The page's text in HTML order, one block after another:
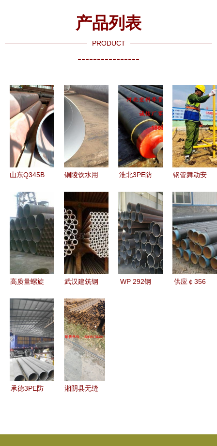
产品列表
PRODUCT
----------------
山东Q345B
钢管
（8912）
制造工艺与
厂家选择指
铜陵饮水用
桥式滤水管
产品介绍 |
优质厂家电
话一览
淮北3PE防
供需新动态
工艺升级与
绿色低碳加
速行业迭代
钢管舞动安
36位大师工
地献技展绝
活
高质量螺旋
与应用及国
家标准解析
武汉建筑钢
量大优惠，
力恒专业建
筑租赁值得
信赖
WP 292钢
供应￠356
承德3PE防
湘阴县无缝